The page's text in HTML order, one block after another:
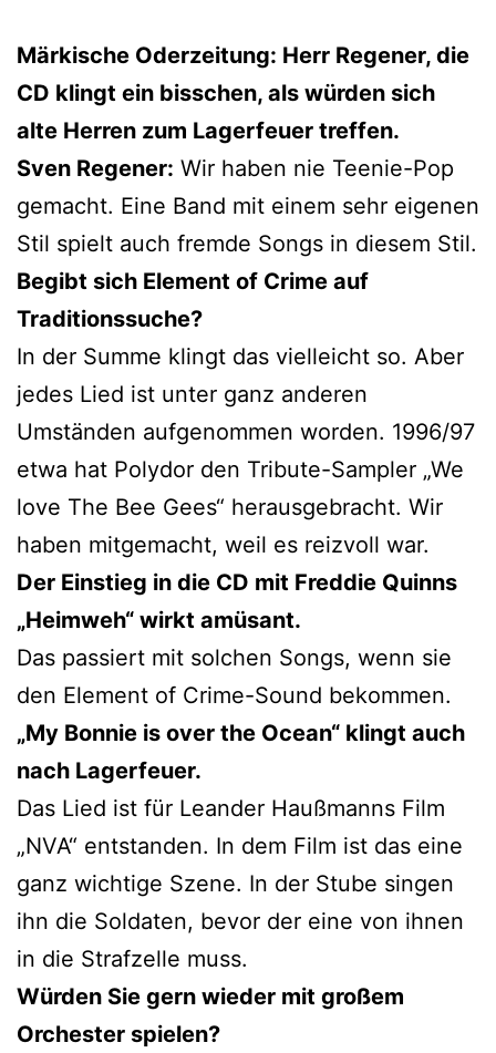
Märkische Oderzeitung: Herr Regener, die
CD klingt ein bisschen, als würden sich
alte Herren zum Lagerfeuer treffen.
Sven Regener: Wir haben nie Teenie-Pop
gemacht. Eine Band mit einem sehr eigenen
Stil spielt auch fremde Songs in diesem Stil.
Begibt sich Element of Crime auf
Traditionssuche?
In der Summe klingt das vielleicht so. Aber
jedes Lied ist unter ganz anderen
Umständen aufgenommen worden. 1996/97
etwa hat Polydor den Tribute-Sampler „We
love The Bee Gees“ herausgebracht. Wir
haben mitgemacht, weil es reizvoll war.
Der Einstieg in die CD mit Freddie Quinns
„Heimweh“ wirkt amüsant.
Das passiert mit solchen Songs, wenn sie
den Element of Crime-Sound bekommen.
„My Bonnie is over the Ocean“ klingt auch
nach Lagerfeuer.
Das Lied ist für Leander Haußmanns Film
„NVA“ entstanden. In dem Film ist das eine
ganz wichtige Szene. In der Stube singen
ihn die Soldaten, bevor der eine von ihnen
in die Strafzelle muss.
Würden Sie gern wieder mit großem
Orchester spielen?